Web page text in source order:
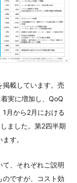
掲載しています。売
実に増加し、QoQ
月から2月における
ました。第2四半期
す。
、それぞれご説明
のですが、コスト効